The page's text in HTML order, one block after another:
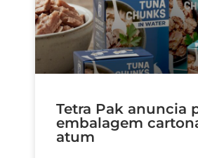
Tetra Pak anuncia
embalagem
atum